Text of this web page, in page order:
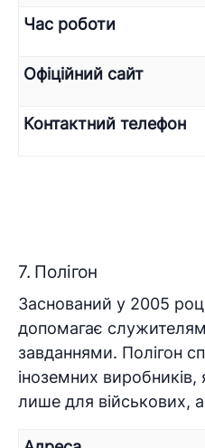
Час роботи
Офіційний сайт
Контактний телефон
7. Полігон
Заснований у 2005
допомагає служителям
завданнями. Полігон
іноземних
лише для військових,